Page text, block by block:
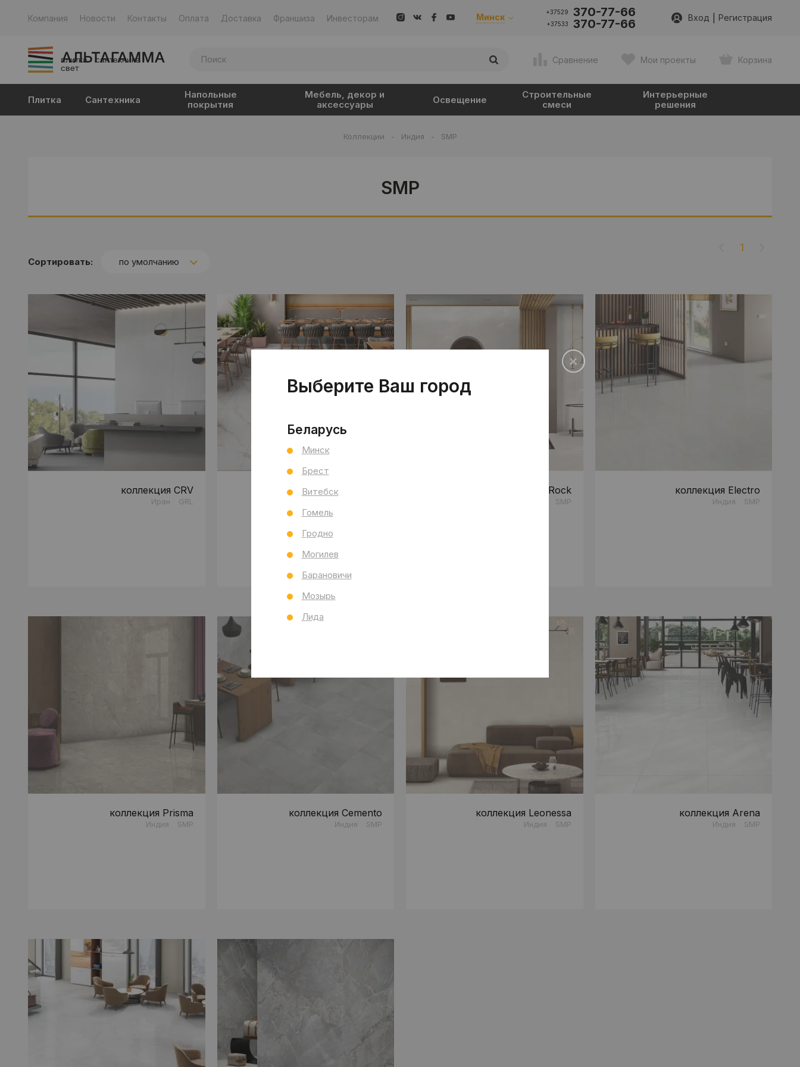
Компания Новости Контакты Оплата Доставка Франшиза Инвесторам Минск +37529 370-77-66
+37533 370-77-66 Вход Регистрация
плитка · сантехника ·
свет
Сравнение Мои проекты Корзина
Плитка Сантехника
Напольные
покрытия
Мебель, декор и
аксессуары
Освещение
Строительные
смеси
Интерьерные
решения
Коллекции - Индия - SMP
SMP
Сортировать: по умолчанию
1
коллекция CRV
Иран GRL
коллекция Arbescato коллекция Rock
SMP
коллекция Electro
Индия SMP
коллекция Prisma
Индия SMP
коллекция Cemento
Индия SMP
коллекция Leonessa
Индия SMP
коллекция Arena
Индия SMP
Выберите Ваш город
Беларусь
Минск
Брест
Витебск
Гомель
Гродно
Могилев
Барановичи
Мозырь
Лида